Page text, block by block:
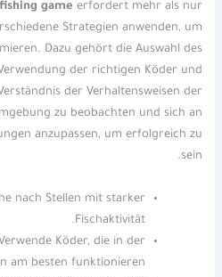
game erfordert mehr als nur
Strategien anwenden, um
Dazu gehört die Auswahl des
der richtigen Köder und
der Verhaltensweisen der
zu beobachten und sich an
anzupassen, um erfolgreich zu
sein.
nach Stellen mit starker
Fischaktivität.
Köder, die in der
am besten funktionieren.